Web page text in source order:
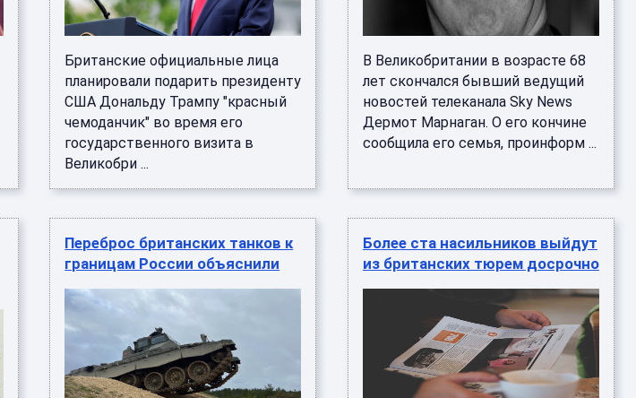
Британские официальные лица
планировали подарить президенту
США Дональду Трампу "красный
чемоданчик" во время его
государственного визита в
Великобри ...
В Великобритании в возрасте 68
лет скончался бывший ведущий
новостей телеканала Sky News
Дермот Марнаган. О его кончине
сообщила его семья, проинформ ...
Переброс британских танков к
границам России объяснили
Более ста насильников выйдут
из британских тюрем досрочно